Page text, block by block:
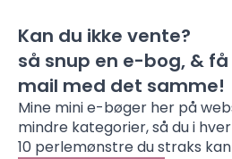
Kan du ikke vente?
så snup en e-bog, &
mail med det samme!
Mine mini e-bøger her på
mindre kategorier, så du i
10 perlemønstre du straks